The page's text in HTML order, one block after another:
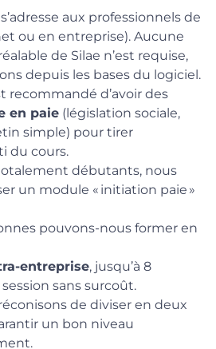
aux professionnels de
ou en entreprise). Aucune
de Silae n’est requise,
depuis les bases du logiciel.
recommandé d’avoir des
en paie (législation sociale,
simple) pour tirer
du cours.
débutants, nous
un module « initiation paie »
pouvons-nous former en
entreprise, jusqu’à 8
sans surcoût.
de diviser en deux
un bon niveau